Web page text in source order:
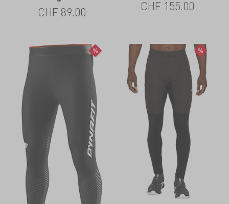
CHF 89.00 CHF 155.00